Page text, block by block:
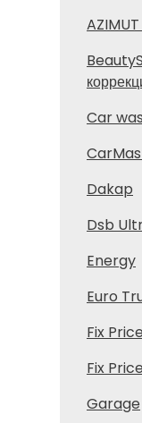
Car
Dakap
Dsb
Energy
Euro
Fix Price
Fix Price
Garage